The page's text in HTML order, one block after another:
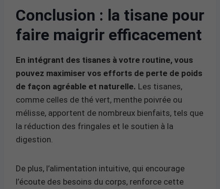
Conclusion : la tisane pour
faire maigrir efficacement
En intégrant des tisanes à votre routine, vous
pouvez maximiser vos efforts de perte de poids
de façon agréable et naturelle. Les tisanes,
comme celles de thé vert, menthe poivrée ou
mélisse, apportent de nombreux bienfaits, tels que
la réduction des fringales et le soutien à la
digestion.
De plus, l’alimentation intuitive, qui encourage
l’écoute des besoins du corps, renforce cette